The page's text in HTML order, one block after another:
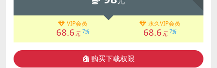
VIP会员
68.6元 7折
永久VIP会员
68.6元 7折
购买下载权限